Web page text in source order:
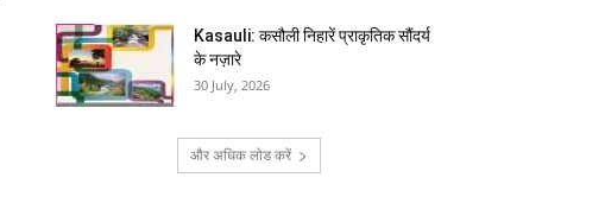
Kasauli: कसौली निहारें प्राकृतिक सौंदर्य
के नज़ारे
30 July, 2026
और अधिक लोड करें